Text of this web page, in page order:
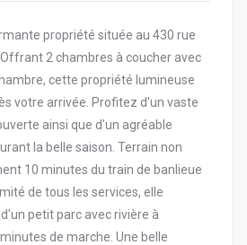
propriété située au 430 rue
2 chambres à coucher avec
cette propriété lumineuse
votre arrivée. Profitez d'un vaste
ainsi que d'un agréable
la belle saison. Terrain non
10 minutes du train de banlieue
de tous les services, elle
petit parc avec rivière à
de marche. Une belle